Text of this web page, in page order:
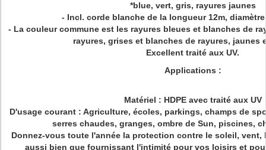
*blue, vert, gris, rayures jaunes
- Incl. corde blanche de la longueur 12m,
- La couleur commune est les rayures bleues et blanches de
rayures, grises et blanches de rayures, jaunes
Excellent traité aux UV.
Applications :
Matériel : HDPE avec traité aux UV
D'usage courant : Agriculture, écoles, parkings, champs de
serres chaudes, granges, ombre de Sun, piscines,
Donnez-vous toute l'année la protection contre le soleil, vent,
aussi bien que fournissant l'intimité pour vos loisirs et